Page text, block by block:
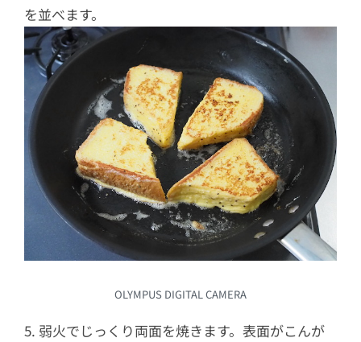
を並べます。
OLYMPUS DIGITAL CAMERA
5. 弱火でじっくり両面を焼きます。表面がこんが